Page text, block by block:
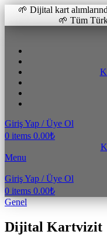
🌱 Dijital kart
🌱 Tüm
Giriş Yap / Üye Ol
0 items 0.00₺
Menu
Giriş Yap / Üye Ol
0 items 0.00₺
Genel
Dijital Kartvizit